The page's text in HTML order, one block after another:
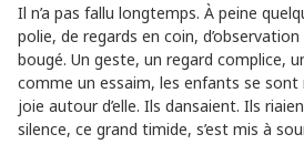
Il n’a pas fallu longtemps. À peine
polie, de regards en coin,
bougé. Un geste, un regard complice,
comme un essaim, les enfants se sont
joie autour d’elle. Ils dansaient. Ils
silence, ce grand timide, s’est mis à